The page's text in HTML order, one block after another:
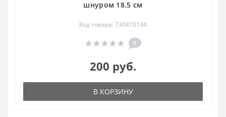
шнуром 18.5 см
Код товара: 730410144
0
200 руб.
В КОРЗИНУ